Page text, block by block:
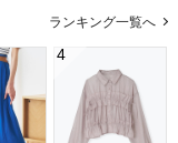
ランキング一覧へ
4